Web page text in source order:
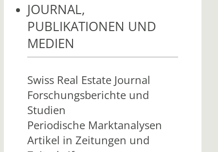
JOURNAL,
PUBLIKATIONEN UND
MEDIEN
Swiss Real Estate Journal
Forschungsberichte und
Studien
Periodische Marktanalysen
Artikel in Zeitungen und